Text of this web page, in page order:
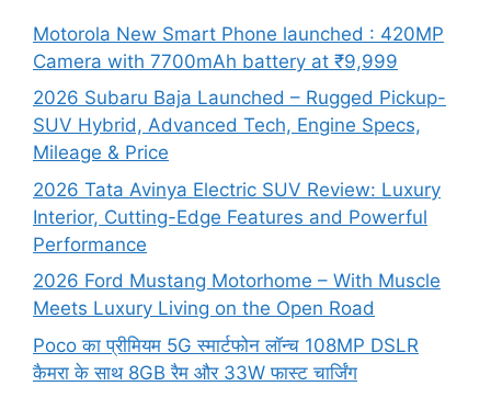
Motorola New Smart Phone launched : 420MP
Camera with 7700mAh battery at ₹9,999
2026 Subaru Baja Launched – Rugged Pickup-
SUV Hybrid, Advanced Tech, Engine Specs,
Mileage & Price
2026 Tata Avinya Electric SUV Review: Luxury
Interior, Cutting-Edge Features and Powerful
Performance
2026 Ford Mustang Motorhome – With Muscle
Meets Luxury Living on the Open Road
Poco का प्रीमियम 5G स्मार्टफोन लॉन्च 108MP DSLR
कैमरा के साथ 8GB रैम और 33W फास्ट चार्जिंग